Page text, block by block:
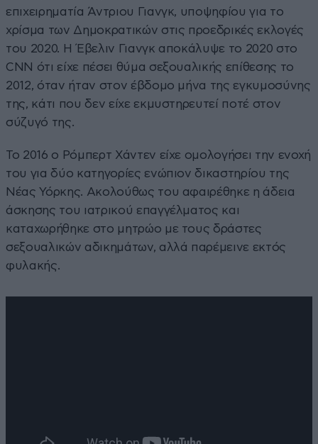
επιχειρηματία Άντριου Γιανγκ, υποψηφίου για το
χρίσμα των Δημοκρατικών στις προεδρικές εκλογές
του 2020. Η Έβελιν Γιανγκ αποκάλυψε το 2020 στο
CNN ότι είχε πέσει θύμα σεξουαλικής επίθεσης το
2012, όταν ήταν στον έβδομο μήνα της εγκυμοσύνης
της, κάτι που δεν είχε εκμυστηρευτεί ποτέ στον
σύζυγό της.
Το 2016 ο Ρόμπερτ Χάντεν είχε ομολογήσει την ενοχή
του για δύο κατηγορίες ενώπιον δικαστηρίου της
Νέας Υόρκης. Ακολούθως του αφαιρέθηκε η άδεια
άσκησης του ιατρικού επαγγέλματος και
καταχωρήθηκε στο μητρώο με τους δράστες
σεξουαλικών αδικημάτων, αλλά παρέμεινε εκτός
φυλακής.